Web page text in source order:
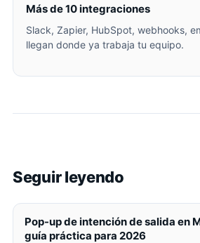
Más de 10 integraciones
Slack, Zapier, HubSpot, webhooks,
llegan donde ya trabaja tu equipo.
Seguir leyendo
Pop-up de intención de salida en
guía práctica para 2026